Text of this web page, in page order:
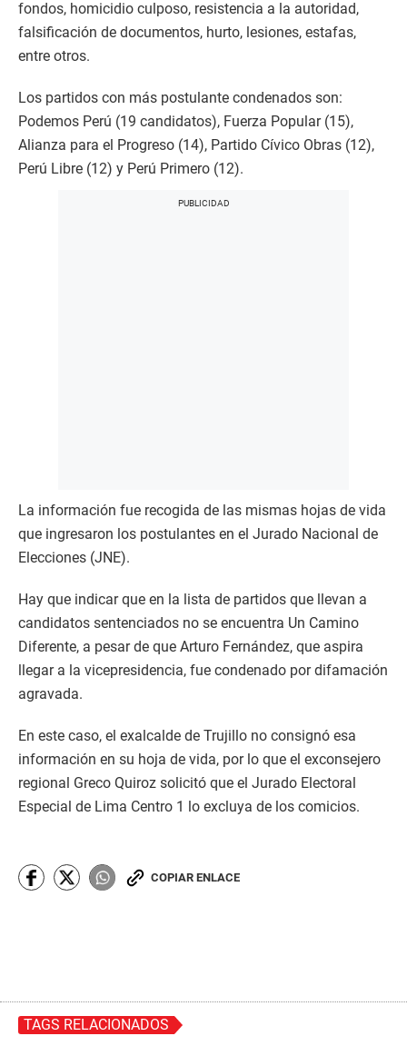
fondos, homicidio culposo, resistencia a la autoridad,
falsificación de documentos, hurto, lesiones, estafas,
entre otros.
Los partidos con más postulante condenados son:
Podemos Perú (19 candidatos), Fuerza Popular (15),
Alianza para el Progreso (14), Partido Cívico Obras (12),
Perú Libre (12) y Perú Primero (12).
La información fue recogida de las mismas hojas de vida
que ingresaron los postulantes en el Jurado Nacional de
Elecciones (JNE).
Hay que indicar que en la lista de partidos que llevan a
candidatos sentenciados no se encuentra Un Camino
Diferente, a pesar de que Arturo Fernández, que aspira
llegar a la vicepresidencia, fue condenado por difamación
agravada.
En este caso, el exalcalde de Trujillo no consignó esa
información en su hoja de vida, por lo que el exconsejero
regional Greco Quiroz solicitó que el Jurado Electoral
Especial de Lima Centro 1 lo excluya de los comicios.
COPIAR ENLACE
TAGS RELACIONADOS